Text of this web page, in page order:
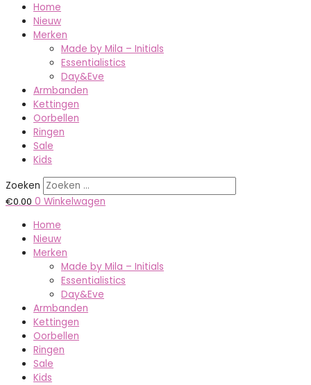
Home
Nieuw
Merken
Made by Mila – Initials
Essentialistics
Day&Eve
Armbanden
Kettingen
Oorbellen
Ringen
Sale
Kids
Zoeken
€0.00 0 Winkelwagen
Home
Nieuw
Merken
Made by Mila – Initials
Essentialistics
Day&Eve
Armbanden
Kettingen
Oorbellen
Ringen
Sale
Kids